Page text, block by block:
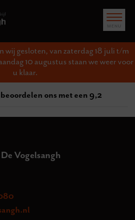
wij gesloten, van zaterdag 18 juli t/m
10 augustus staan we weer voor
u klaar.
ons met een 9,2
Vogelsangh